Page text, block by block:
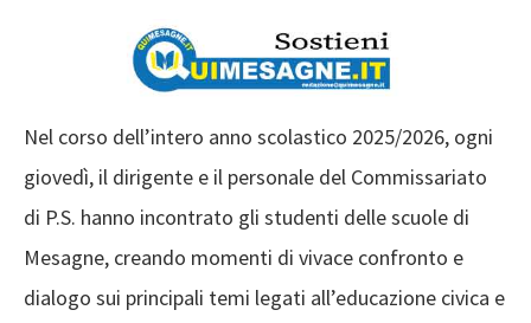
Nel corso dell’intero anno scolastico 2025/2026, ogni
giovedì, il dirigente e il personale del Commissariato
di P.S. hanno incontrato gli studenti delle scuole di
Mesagne, creando momenti di vivace confronto e
dialogo sui principali temi legati all’educazione civica e